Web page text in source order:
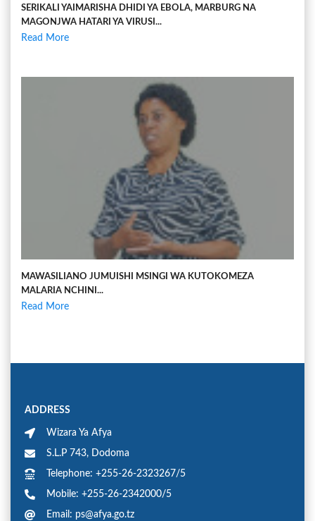
SERIKALI YAIMARISHA DHIDI YA EBOLA, MARBURG NA
MAGONJWA HATARI YA VIRUSI...
Read More
MAWASILIANO JUMUISHI MSINGI WA KUTOKOMEZA
MALARIA NCHINI...
Read More
ADDRESS
Wizara Ya Afya
S.L.P 743, Dodoma
Telephone: +255-26-2323267/5
Mobile: +255-26-2342000/5
Email: ps@afya.go.tz